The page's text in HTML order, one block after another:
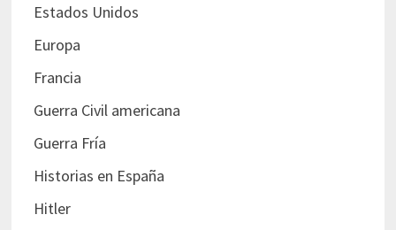
Estados Unidos
Europa
Francia
Guerra Civil americana
Guerra Fría
Historias en España
Hitler